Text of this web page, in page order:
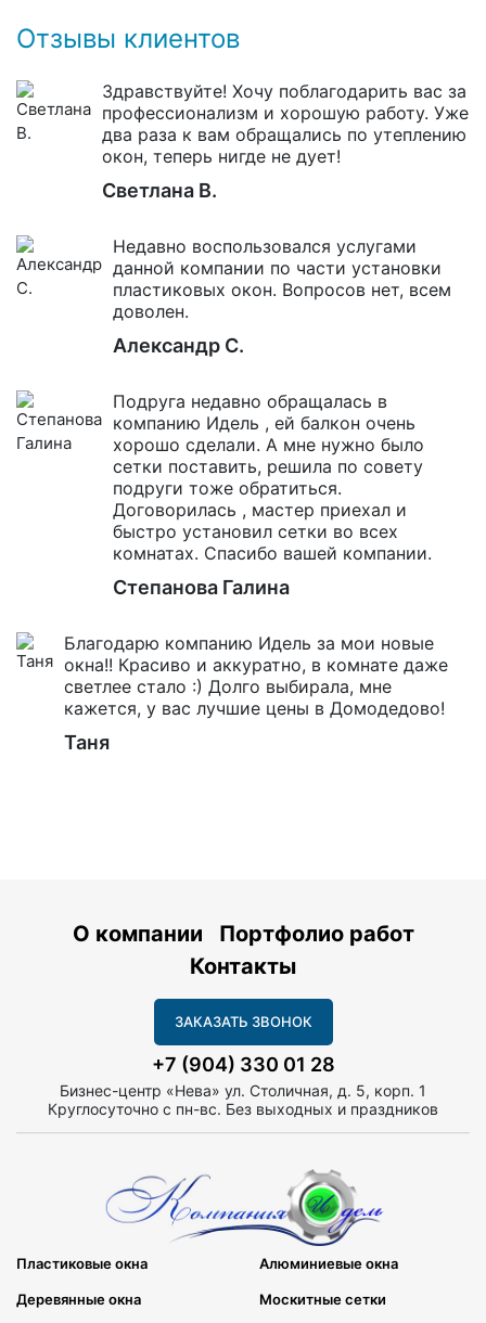
Отзывы клиентов
Здравствуйте! Хочу поблагодарить вас за
профессионализм и хорошую работу. Уже
два раза к вам обращались по утеплению
окон, теперь нигде не дует!
Светлана В.
Недавно воспользовался услугами
данной компании по части установки
пластиковых окон. Вопросов нет, всем
доволен.
Александр С.
Подруга недавно обращалась в
компанию Идель , ей балкон очень
хорошо сделали. А мне нужно было
сетки поставить, решила по совету
подруги тоже обратиться.
Договорилась , мастер приехал и
быстро установил сетки во всех
комнатах. Спасибо вашей компании.
Степанова Галина
Благодарю компанию Идель за мои новые
окна!! Красиво и аккуратно, в комнате даже
светлее стало :) Долго выбирала, мне
кажется, у вас лучшие цены в Домодедово!
Таня
О компании
Портфолио работ
Контакты
ЗАКАЗАТЬ ЗВОНОК
+7 (904) 330 01 28
Бизнес-центр «Нева» ул. Столичная, д. 5, корп. 1
Круглосуточно с пн-вс. Без выходных и праздников
Пластиковые окна Алюминиевые окна
Деревянные окна Москитные сетки